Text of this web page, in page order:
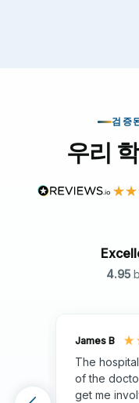
검증
우리
4.95
James B
The
of the
get me